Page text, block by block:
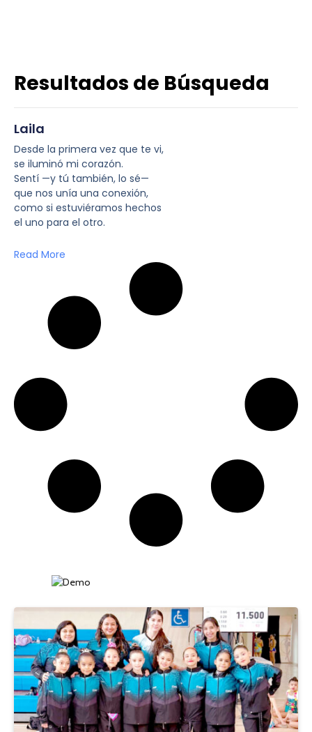
Resultados de Búsqueda
Laila
Desde la primera vez que te vi,
se iluminó mi corazón.
Sentí —y tú también, lo sé—
que nos unía una conexión,
como si estuviéramos hechos
el uno para el otro.
Read More